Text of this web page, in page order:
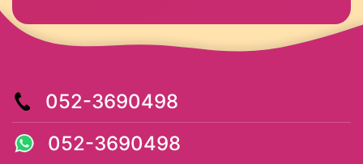
052-3690498
052-3690498